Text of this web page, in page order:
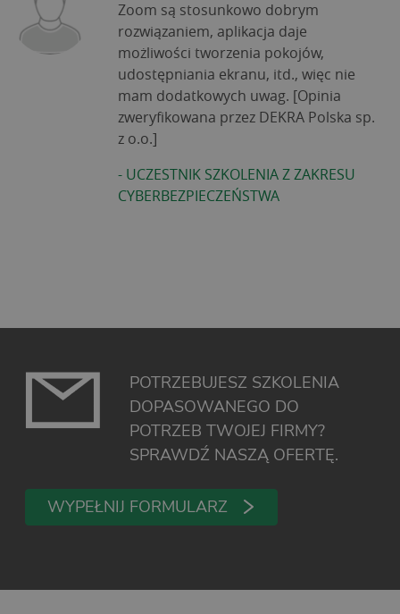
Zoom są stosunkowo dobrym
rozwiązaniem, aplikacja daje
możliwości tworzenia pokojów,
udostępniania ekranu, itd., więc nie
mam dodatkowych uwag. [Opinia
zweryfikowana przez DEKRA Polska sp.
z o.o.]
- UCZESTNIK SZKOLENIA Z ZAKRESU
CYBERBEZPIECZEŃSTWA
POTRZEBUJESZ SZKOLENIA
DOPASOWANEGO DO
POTRZEB TWOJEJ FIRMY?
SPRAWDŹ NASZĄ OFERTĘ.
WYPEŁNIJ FORMULARZ